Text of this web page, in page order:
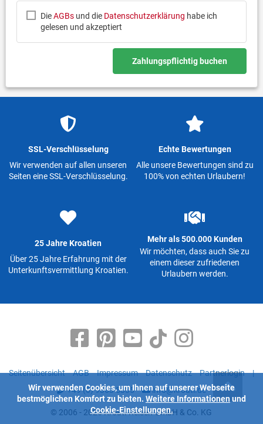
DieAGBsund die Datenschutzerklärung habe ich
gelesen und akzeptiert
Zahlungspflichtig buchen
SSL-Verschlüsselung
Wir verwenden auf allen unseren
Seiten eine SSL-Verschlüsselung.
Echte Bewertungen
Alle unsere Bewertungen sind zu
100% von echten Urlaubern!
25 Jahre Kroatien
Über 25 Jahre Erfahrung mit der
Unterkunftsvermittlung Kroatien.
Mehr als 500.000 Kunden
Wir möchten, dass auch Sie zu
einem dieser zufriedenen
Urlaubern werden.
Seitenübersicht AGB Impressum Datenschutz Partnerlogin
|
+49 (0) 9363 5335
info@kroati.de
© 2006 - 2026 Kroati-Reisen GmbH & Co. KG
Wir verwenden Cookies, um Ihnen auf unserer Webseite
bestmöglichen Komfort zu bieten. Weitere Informationen und
Cookie-Einstellungen.